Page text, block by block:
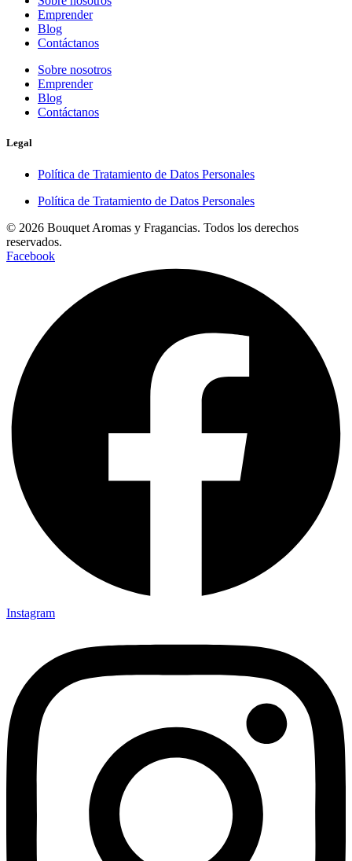
Emprender
Blog
Contáctanos
Sobre nosotros
Emprender
Blog
Contáctanos
Legal
Política de Tratamiento de Datos Personales
Política de Tratamiento de Datos Personales
© 2026 Bouquet Aromas y Fragancias. Todos los derechos
reservados.
Facebook
Instagram